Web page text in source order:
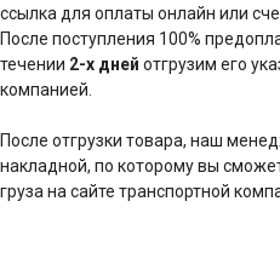
ссылка для оплаты онлайн или
После поступления 100%
течении 2-х дней отгрузим его
компанией.
После отгрузки товара, наш
накладной, по которому вы
груза на сайте транспортной